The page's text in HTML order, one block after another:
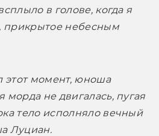
в голове, когда я
прикрытое небесным
этот момент, юноша
не двигалась, пугая
тело исполняло вечный
Луциан.